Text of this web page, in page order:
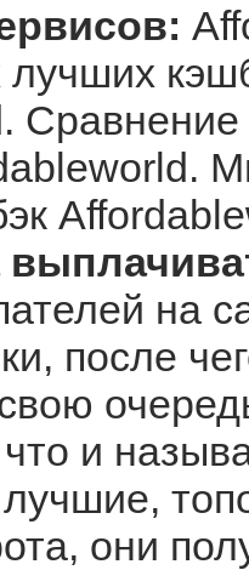
Сравнение
на
после
и
они